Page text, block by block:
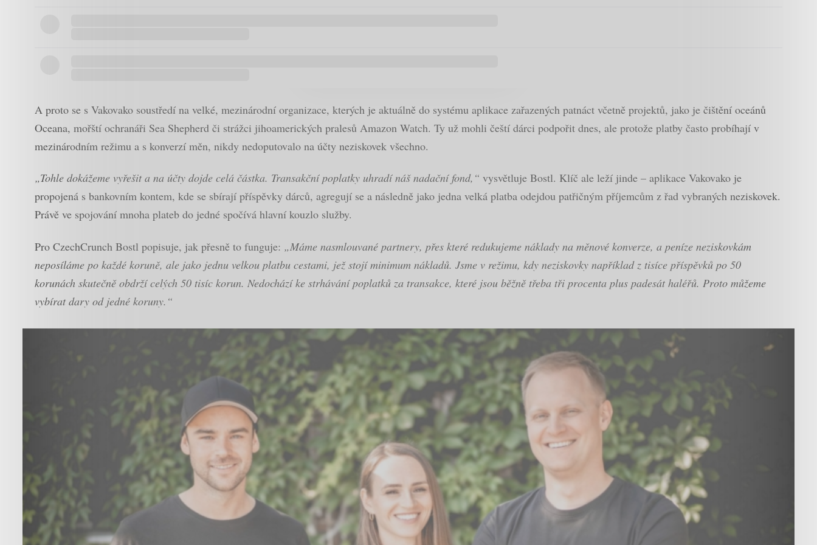
A proto se s Vakovako soustředí na velké, mezinárodní organizace, kterých je aktuálně do systému aplikace zařazených patnáct včetně projektů, jako je čištění oceánů
Oceana, mořští ochranáři Sea Shepherd či strážci jihoamerických pralesů Amazon Watch. Ty už mohli čeští dárci podpořit dnes, ale protože platby často probíhají v
mezinárodním režimu a s konverzí měn, nikdy nedoputovalo na účty neziskovek všechno.
„Tohle dokážeme vyřešit a na účty dojde celá částka. Transakční poplatky uhradí náš nadační fond,“ vysvětluje Bostl. Klíč ale leží jinde – aplikace Vakovako je
propojená s bankovním kontem, kde se sbírají příspěvky dárců, agregují se a následně jako jedna velká platba odejdou patřičným příjemcům z řad vybraných neziskovek.
Právě ve spojování mnoha plateb do jedné spočívá hlavní kouzlo služby.
Pro CzechCrunch Bostl popisuje, jak přesně to funguje: „Máme nasmlouvané partnery, přes které redukujeme náklady na měnové konverze, a peníze neziskovkám
neposíláme po každé koruně, ale jako jednu velkou platbu cestami, jež stojí minimum nákladů. Jsme v režimu, kdy neziskovky například z tisíce příspěvků po 50
korunách skutečně obdrží celých 50 tisíc korun. Nedochází ke strhávání poplatků za transakce, které jsou běžně třeba tři procenta plus padesát haléřů. Proto můžeme
vybírat dary od jedné koruny.“